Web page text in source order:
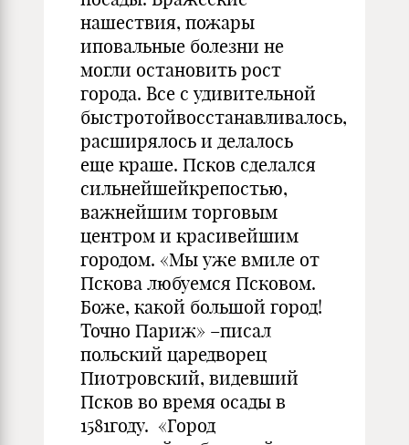
нашествия, пожары
иповальные болезни не
могли остановить рост
города. Все с удивительной
быстротойвосстанавливалось,
расширялось и делалось
еще краше. Псков сделался
сильнейшейкрепостью,
важнейшим торговым
центром и красивейшим
городом. «Мы уже вмиле от
Пскова любуемся Псковом.
Боже, какой большой город!
Точно Париж» –писал
польский царедворец
Пиотровский, видевший
Псков во время осады в
1581году. «Город